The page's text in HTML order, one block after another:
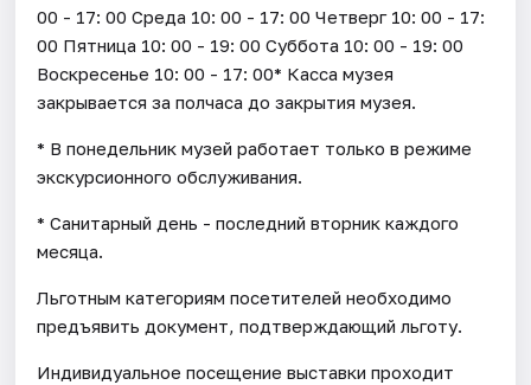
00 - 17: 00 Среда 10: 00 - 17: 00 Четверг 10: 00 - 17:
00 Пятница 10: 00 - 19: 00 Суббота 10: 00 - 19: 00
Воскресенье 10: 00 - 17: 00* Касса музея
закрывается за полчаса до закрытия музея.
* В понедельник музей работает только в режиме
экскурсионного обслуживания.
* Санитарный день - последний вторник каждого
месяца.
Льготным категориям посетителей необходимо
предъявить документ, подтверждающий льготу.
Индивидуальное посещение выставки проходит